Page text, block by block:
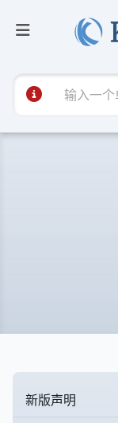
新版声明